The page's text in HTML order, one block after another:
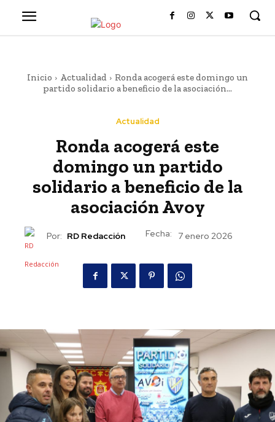
Inicio Actualidad
Ronda acogerá este domingo un
partido solidario a beneficio de la asociación...
Actualidad
Ronda acogerá este
domingo un partido
solidario a beneficio de la
asociación Avoy
Por: RD Redacción Fecha: 7 enero 2026